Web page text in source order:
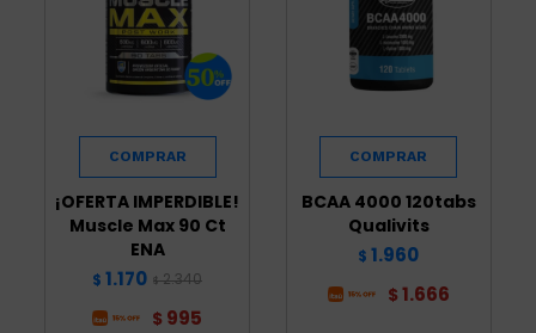
¡OFERTA IMPERDIBLE!
Muscle Max 90 Ct
ENA
$ 1.170 $ 2.340
$ 995
BCAA 4000 120tabs
Qualivits
$ 1.960
$ 1.666